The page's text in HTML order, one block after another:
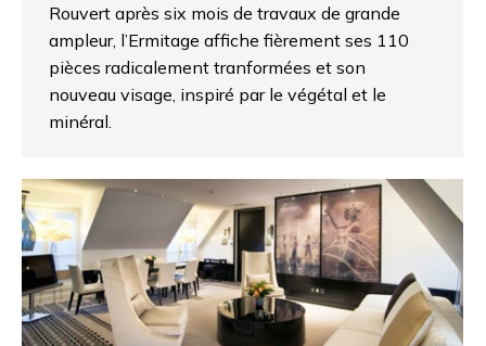
Rouvert après six mois de travaux de grande
ampleur, l’Ermitage affiche fièrement ses 110
pièces radicalement tranformées et son
nouveau visage, inspiré par le végétal et le
minéral.